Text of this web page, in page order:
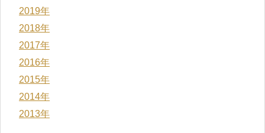
2019年
2018年
2017年
2016年
2015年
2014年
2013年